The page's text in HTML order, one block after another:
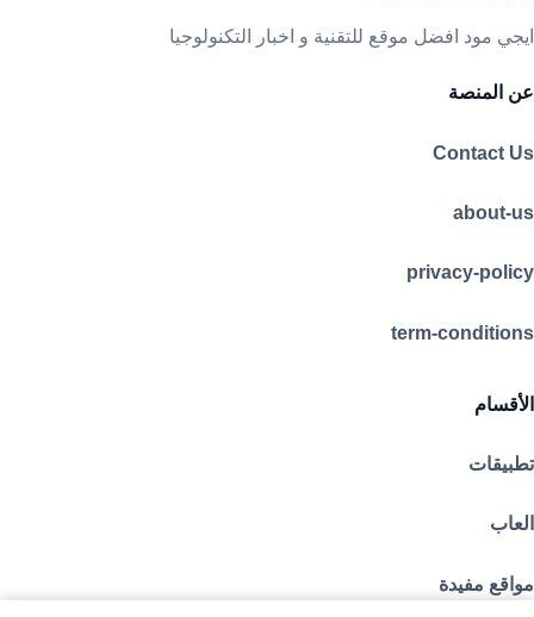
ايجي مود افضل موقع للتقنية و اخبار التكنولوجيا
عن المنصة
Contact Us
about-us
privacy-policy
term-conditions
الأقسام
تطبيقات
العاب
مواقع مفيدة